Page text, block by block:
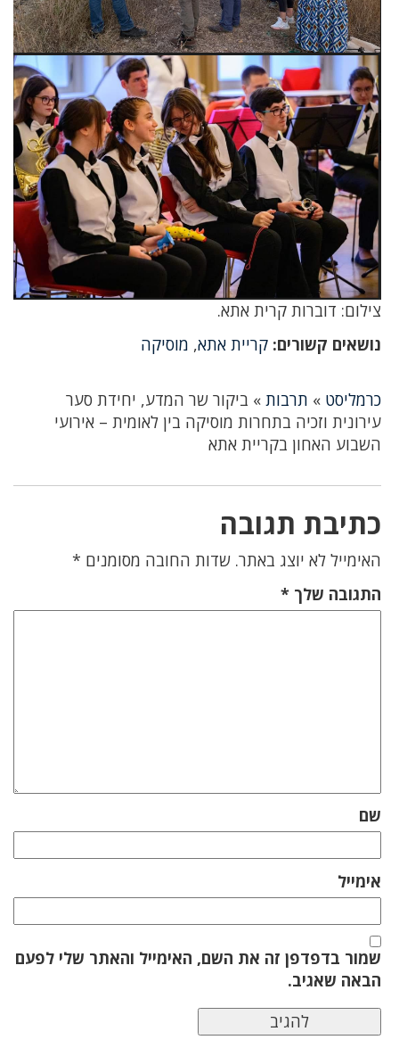
צילום: דוברות קרית אתא.
נושאים קשורים: קריית אתא, מוסיקה
כרמליסט » תרבות » ביקור שר המדע, יחידת סער
עירונית וזכיה בתחרות מוסיקה בין לאומית – אירועי
השבוע האחון בקריית אתא
כתיבת תגובה
האימייל לא יוצג באתר. שדות החובה מסומנים *
התגובה שלך *
שם
אימייל
שמור בדפדפן זה את השם, האימייל והאתר שלי לפעם
הבאה שאגיב.